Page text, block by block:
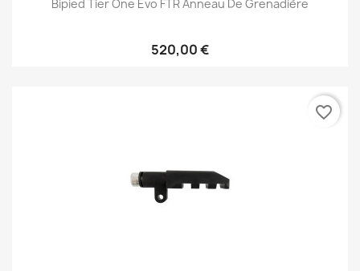
Bipied Tier One Evo FTR Anneau De Grenadière
520,00 €
favorite_border